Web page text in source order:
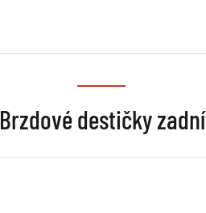
Brzdové destičky zadní